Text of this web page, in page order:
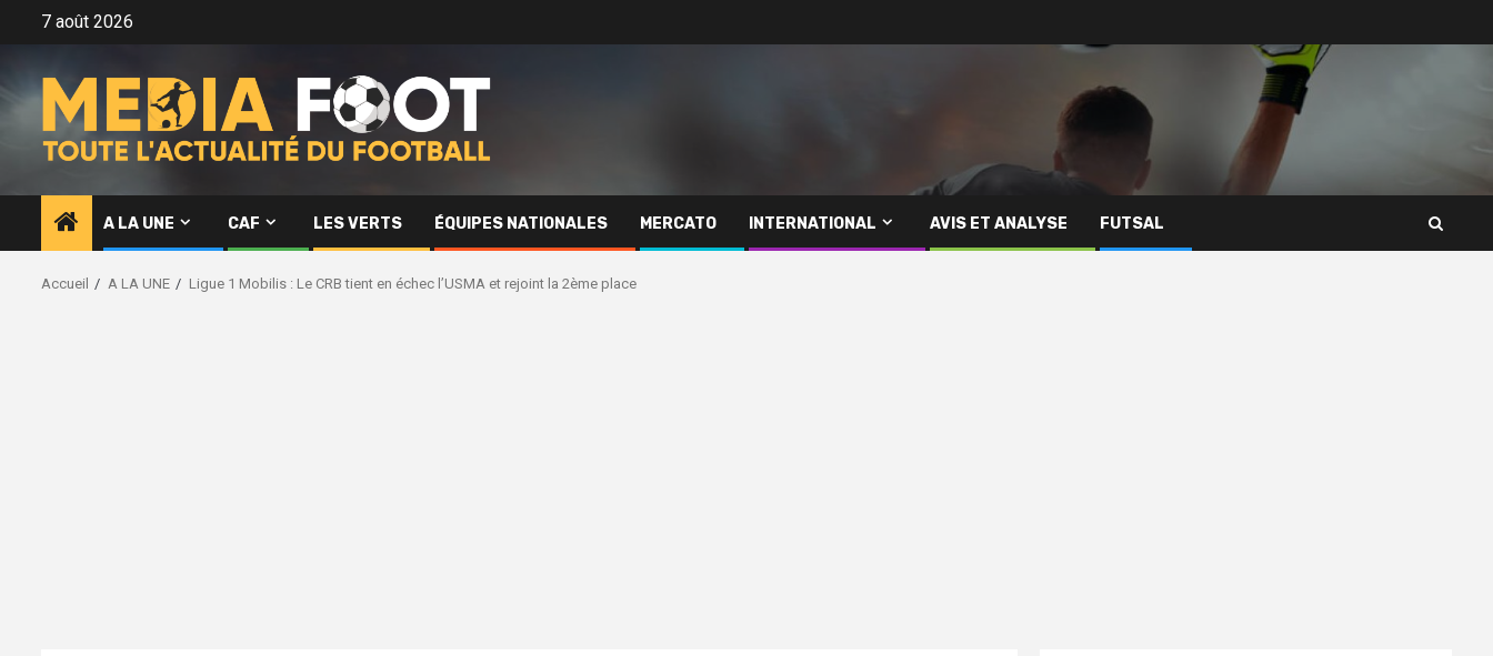
7 août 2026
A LA UNE CAF LES VERTS ÉQUIPES NATIONALES MERCATO INTERNATIONAL AVIS ET ANALYSE FUTSAL
Accueil A LA UNE Ligue 1 Mobilis : Le CRB tient en échec l’USMA et rejoint la 2ème place